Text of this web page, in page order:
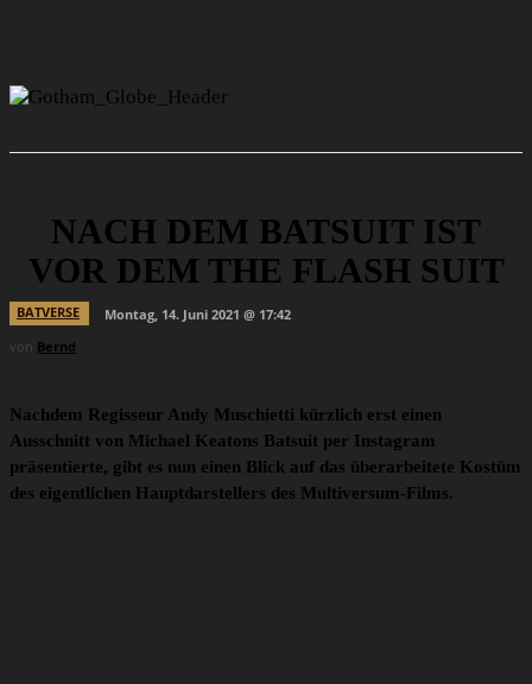
NACH DEM BATSUIT IST
VOR DEM THE FLASH SUIT
BATVERSE
Montag, 14. Juni 2021 @ 17:42
von Bernd
Nachdem Regisseur Andy Muschietti kürzlich erst einen
Ausschnitt von Michael Keatons Batsuit per Instagram
präsentierte, gibt es nun einen Blick auf das überarbeitete Kostüm
des eigentlichen Hauptdarstellers des Multiversum-Films.